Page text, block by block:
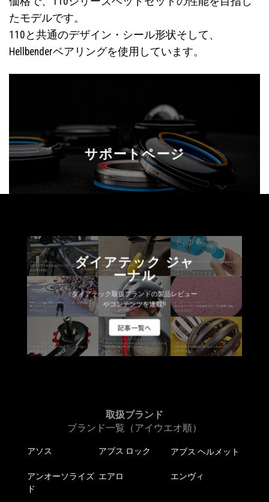
たモデルです。
110と共通のデザイン・シール形状そして、
Hellbenderベアリングを使用しています。
サポートページ
ダイアテック ジャ
ーナル
ダイアテック取扱ブランドの製品レビュー
やコンテンツを連載!!
記事一覧へ
取扱ブランド
ブランド一覧（アイウエオ順）
アソス アブス ロック アブス ヘルメット
アンオーソライズ
ド
エアロ エンヴィ